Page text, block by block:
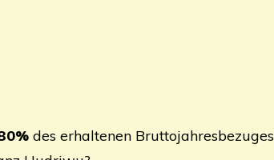
des erhal­te­nen Brut­to­jah­res­be­zu­ges